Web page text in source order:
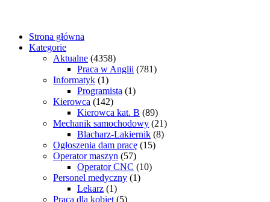
Strona główna
Kategorie
Aktualne (4358)
Praca w Anglii (781)
Informatyk (1)
Programista (1)
Kierowca (142)
Kierowca kat. B (89)
Mechanik samochodowy (21)
Blacharz-Lakiernik (8)
Ogłoszenia dam pracę (15)
Operator maszyn (57)
Operator CNC (10)
Personel medyczny (1)
Lekarz (1)
Praca dla kobiet (5)